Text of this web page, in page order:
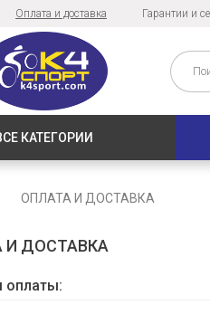
Оплата и доставка Гарантии и
КАТЕГОРИИ
ОПЛАТА И ДОСТАВКА
И ДОСТАВКА
оплаты: